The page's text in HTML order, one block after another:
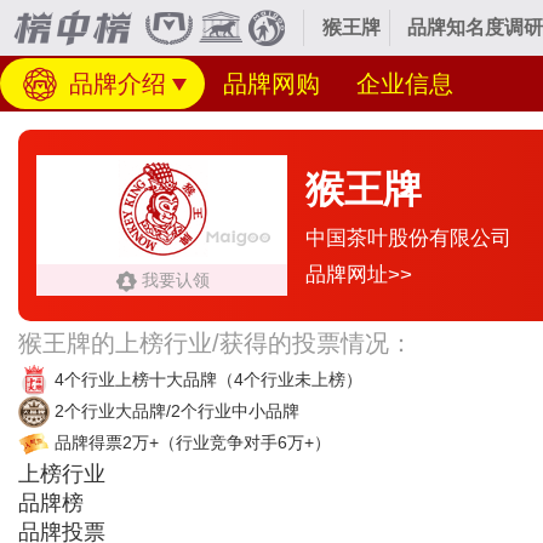
猴王牌 品牌知名度调
品牌介绍 品牌网购 企业信息
我要认领
猴王牌
中国茶叶股份有限公司
品牌网址>>
猴王牌的上榜行业/获得的投票情况：
4个行业上榜十大品牌 （4个行业未上榜）
2个行业大品牌/2个行业中小品牌
品牌得票2万+ （行业竞争对手6万+）
上榜行业
品牌榜
品牌投票